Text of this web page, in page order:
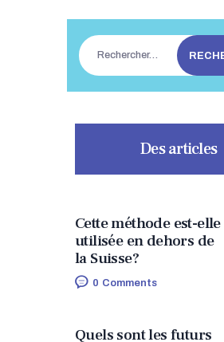
Rechercher :
Des articles
Cette méthode est-elle
utilisée en dehors de
la Suisse?
0 Comments
Quels sont les futurs